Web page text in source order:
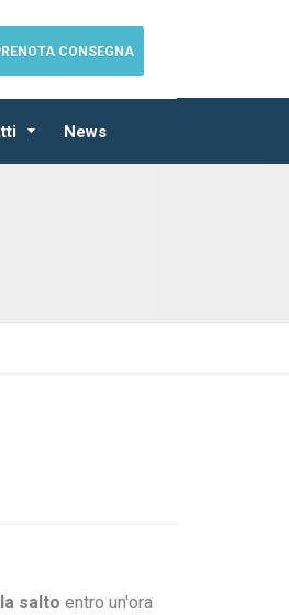
News
CONSEGNA
salto entro un'ora